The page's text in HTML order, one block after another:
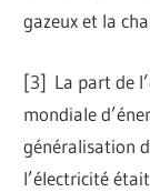
gazeux et la
[3] La part de
mondiale
généralisation
l’électricité